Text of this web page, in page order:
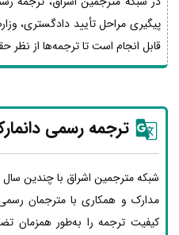
پیگیری مراحل تأیید دادگستری،
قابل انجام است تا ترجمه‌ها از نظر
ترجمه رسمی
شبکه مترجمین اشراق با چندین سال
مدارک و همکاری با مترجمان
کیفیت ترجمه را به‌طور همزمان